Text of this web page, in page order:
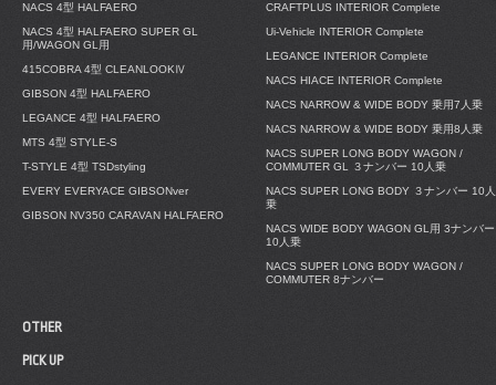
NACS 4型 HALFAERO
NACS 4型 HALFAERO SUPER GL
用/WAGON GL用
415COBRA 4型 CLEANLOOKⅣ
GIBSON 4型 HALFAERO
LEGANCE 4型 HALFAERO
MTS 4型 STYLE-S
T-STYLE 4型 TSDstyling
EVERY EVERYACE GIBSONver
GIBSON NV350 CARAVAN HALFAERO
CRAFTPLUS INTERIOR Complete
Ui-Vehicle INTERIOR Complete
LEGANCE INTERIOR Complete
NACS HIACE INTERIOR Complete
NACS NARROW & WIDE BODY 乗用7人乗
NACS NARROW & WIDE BODY 乗用8人乗
NACS SUPER LONG BODY WAGON /
COMMUTER GL ３ナンバー 10人乗
NACS SUPER LONG BODY ３ナンバー 10人
乗
NACS WIDE BODY WAGON GL用 3ナンバー
10人乗
NACS SUPER LONG BODY WAGON /
COMMUTER 8ナンバー
OTHER
PICK UP